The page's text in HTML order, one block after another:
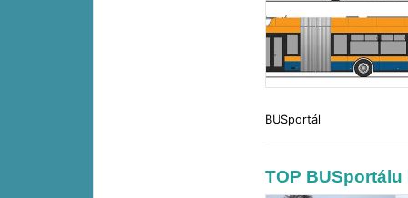
BUSportál
TOP BUSportálu